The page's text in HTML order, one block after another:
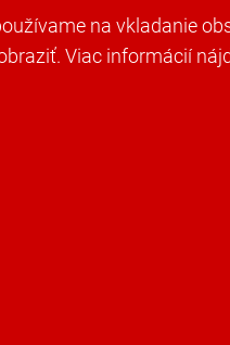
na vkladanie
Viac informácií